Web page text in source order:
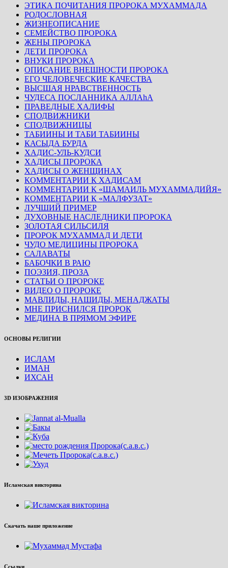
ЭТИКА ПОЧИТАНИЯ ПРОРОКА МУХАММАДА
РОДОСЛОВНАЯ
ЖИЗНЕОПИСАНИЕ
СЕМЕЙСТВО ПРОРОКА
ЖЕНЫ ПРОРОКА
ДЕТИ ПРОРОКА
ВНУКИ ПРОРОКА
ОПИСАНИЕ ВНЕШНОСТИ ПРОРОКА
ЕГО ЧЕЛОВЕЧЕСКИЕ КАЧЕСТВА
ВЫСШАЯ НРАВСТВЕННОСТЬ
ЧУДЕСА ПОСЛАННИКА АЛЛАhА
ПРАВЕДНЫЕ ХАЛИФЫ
СПОДВИЖНИКИ
СПОДВИЖНИЦЫ
ТАБИИНЫ И ТАБИ ТАБИИНЫ
КАСЫДА БУРДА
ХАДИС-УЛЬ-КУДСИ
ХАДИСЫ ПРОРОКА
ХАДИСЫ О ЖЕНЩИНАХ
КОММЕНТАРИИ К ХАДИСАМ
КОММЕНТАРИИ К «ШАМАИЛЬ МУХАММАДИЙЯ»
КОММЕНТАРИИ К «МАЛФУЗАТ»
ЛУЧШИЙ ПРИМЕР
ДУХОВНЫЕ НАСЛЕДНИКИ ПРОРОКА
ЗОЛОТАЯ СИЛЬСИЛЯ
ПРОРОК МУХАММАД И ДЕТИ
ЧУДО МЕДИЦИНЫ ПРОРОКА
САЛАВАТЫ
БАБОЧКИ В РАЮ
ПОЭЗИЯ, ПРОЗА
СТАТЬИ О ПРОРОКЕ
ВИДЕО О ПРОРОКЕ
МАВЛИДЫ, НАШИДЫ, МЕНАДЖАТЫ
МНЕ ПРИСНИЛСЯ ПРОРОК
МЕДИНА В ПРЯМОМ ЭФИРЕ
ОСНОВЫ РЕЛИГИИ
ИСЛАМ
ИМАН
ИХСАН
3D ИЗОБРАЖЕНИЯ
Исламская викторина
Скачать наше приложение
Ссылки